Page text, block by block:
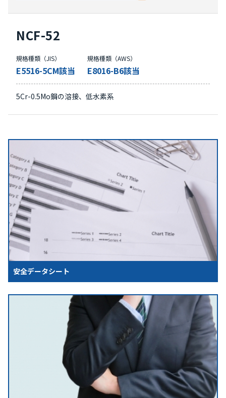
NCF-52
規格種類（JIS）
E5516-5CM該当
規格種類（AWS）
E8016-B6該当
5Cr-0.5Mo鋼の溶接、低水素系
安全データシート